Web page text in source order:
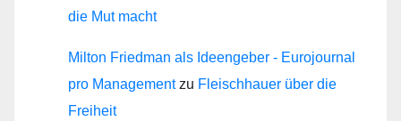
die Mut macht
Milton Friedman als Ideengeber - Eurojournal
pro Managementzu Fleischhauer über die
Freiheit